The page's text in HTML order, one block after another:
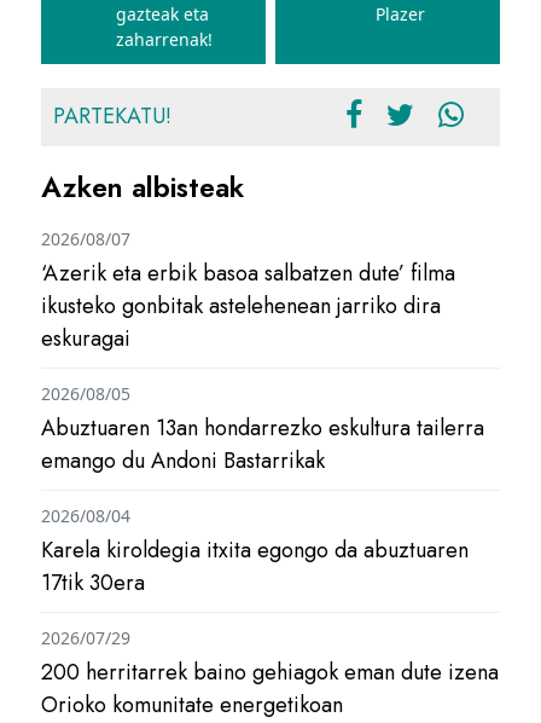
gazteak eta
zaharrenak!
Plazer
PARTEKATU!
Azken albisteak
‘Azerik eta erbik basoa salbatzen dute’ filma
ikusteko gonbitak astelehenean jarriko dira
eskuragai
2026/08/07
Abuztuaren 13an hondarrezko eskultura tailerra
emango du Andoni Bastarrikak
2026/08/05
Karela kiroldegia itxita egongo da abuztuaren
17tik 30era
2026/08/04
200 herritarrek baino gehiagok eman dute izena
Orioko komunitate energetikoan
2026/07/29